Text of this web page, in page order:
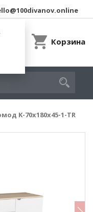
Корзина
K-70x180x45-1-TR